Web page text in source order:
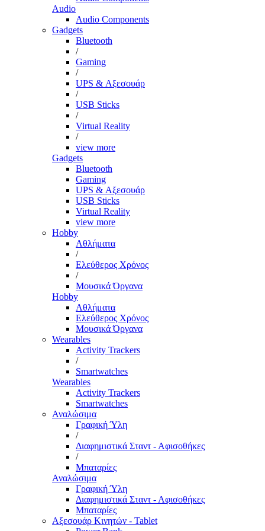
Audio
Audio Components
Gadgets
Bluetooth
/
Gaming
/
UPS & Αξεσουάρ
/
USB Sticks
/
Virtual Reality
/
view more
Gadgets
Bluetooth
Gaming
UPS & Αξεσουάρ
USB Sticks
Virtual Reality
view more
Hobby
Αθλήματα
/
Ελεύθερος Χρόνος
/
Μουσικά Όργανα
Hobby
Αθλήματα
Ελεύθερος Χρόνος
Μουσικά Όργανα
Wearables
Activity Trackers
/
Smartwatches
Wearables
Activity Trackers
Smartwatches
Αναλώσιμα
Γραφική Ύλη
/
Διαφημιστικά Σταντ - Αφισοθήκες
/
Μπαταρίες
Αναλώσιμα
Γραφική Ύλη
Διαφημιστικά Σταντ - Αφισοθήκες
Μπαταρίες
Αξεσουάρ Κινητών - Tablet